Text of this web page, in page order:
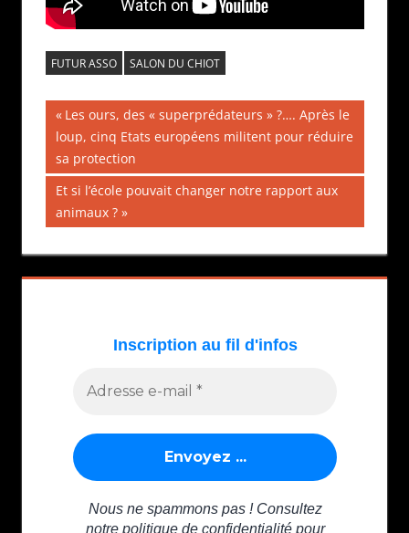
FUTUR ASSO SALON DU CHIOT
Navigation
de
l’article
Publication
précédente :
Les ours, des « superprédateurs » ?…. Après le
loup, cinq Etats européens militent pour réduire
sa protection
Publication
suivante :
Et si l’école pouvait changer notre rapport aux
animaux ?